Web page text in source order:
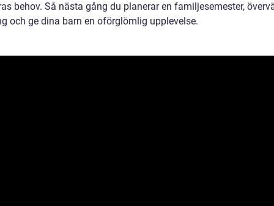
behov. Så nästa gång du planerar en familjesemester,
och ge dina barn en oförglömlig upplevelse.